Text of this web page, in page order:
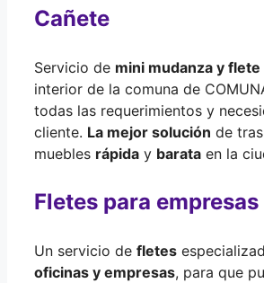
Cañete
Servicio de mini mudanza y
interior de la comuna de
todas las requerimientos y
cliente. La mejor solución de
muebles rápida y barata en la
Fletes para
Un servicio de fletes
oficinas y empresas, para que